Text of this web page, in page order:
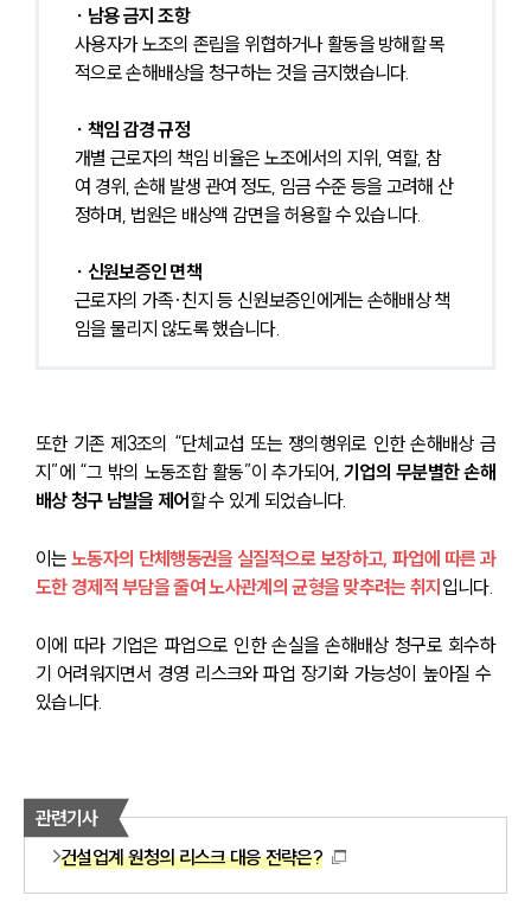
∙ 남용 금지 조항
사용자가 노조의 존립을 위협하거나 활동을 방해할 목
적으로 손해배상을 청구하는 것을 금지했습니다.
∙ 책임 감경 규정
개별 근로자의 책임 비율은 노조에서의 지위, 역할, 참
여 경위, 손해 발생 관여 정도, 임금 수준 등을 고려해 산
정하며, 법원은 배상액 감면을 허용할 수 있습니다.
∙ 신원보증인 면책
근로자의 가족·친지 등 신원보증인에게는 손해배상 책
임을 물리지 않도록 했습니다.
또한 기존 제3조의 “단체교섭 또는 쟁의행위로 인한 손해배상 금
지”에 “그 밖의 노동조합 활동”이 추가되어, 기업의 무분별한 손해
배상 청구 남발을 제어할 수 있게 되었습니다.
이는 노동자의 단체행동권을 실질적으로 보장하고, 파업에 따른 과
도한 경제적 부담을 줄여 노사관계의 균형을 맞추려는 취지입니다.
이에 따라 기업은 파업으로 인한 손실을 손해배상 청구로 회수하
기 어려워지면서 경영 리스크와 파업 장기화 가능성이 높아질 수
있습니다.
관련기사
건설업계 원청의 리스크 대응 전략은?